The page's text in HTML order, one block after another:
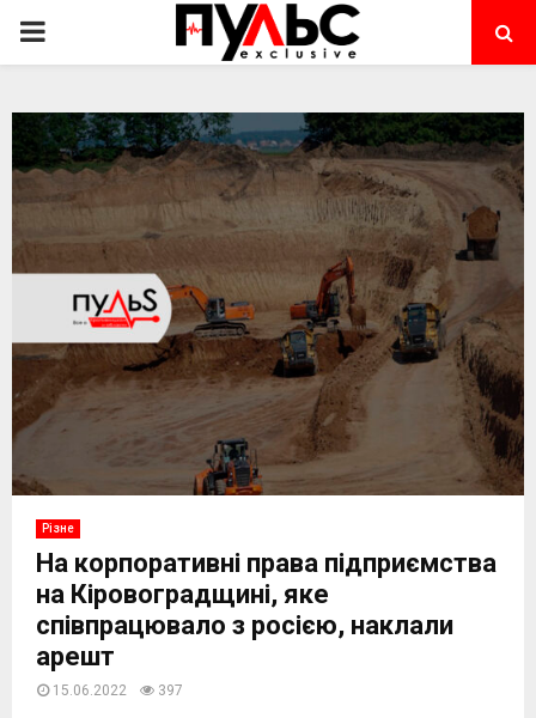
PRIMARY
Різне
На корпоративні права підприємства
на Кіровоградщині, яке
співпрацювало з росією, наклали
арешт
15.06.2022 397